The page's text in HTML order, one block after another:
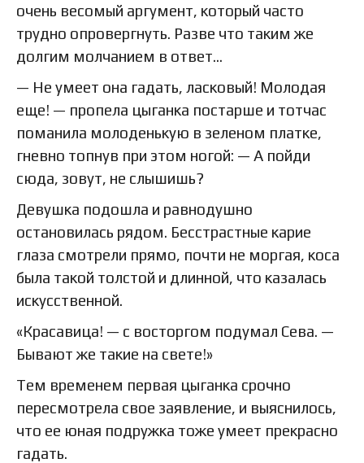
очень весомый аргумент, который часто
трудно опровергнуть. Разве что таким же
долгим молчанием в ответ…
— Не умеет она гадать, ласковый! Молодая
еще! — пропела цыганка постарше и тотчас
поманила молоденькую в зеленом платке,
гневно топнув при этом ногой: — А пойди
сюда, зовут, не слышишь?
Девушка подошла и равнодушно
остановилась рядом. Бесстрастные карие
глаза смотрели прямо, почти не моргая, коса
была такой толстой и длинной, что казалась
искусственной.
«Красавица! — с восторгом подумал Сева. —
Бывают же такие на свете!»
Тем временем первая цыганка срочно
пересмотрела свое заявление, и выяснилось,
что ее юная подружка тоже умеет прекрасно
гадать.